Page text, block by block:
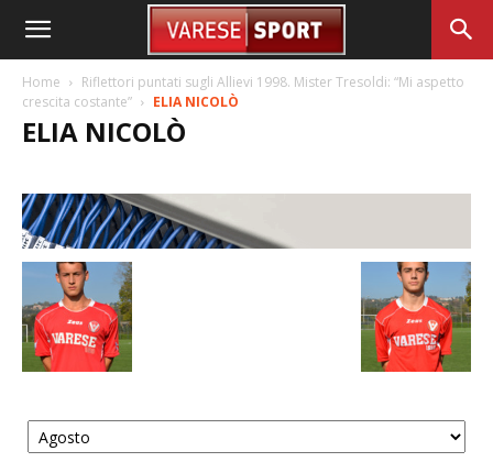
Home
Riflettori puntati sugli Allievi 1998. Mister Tresoldi: “Mi aspetto
crescita costante”
ELIA NICOLÒ
ELIA NICOLÒ